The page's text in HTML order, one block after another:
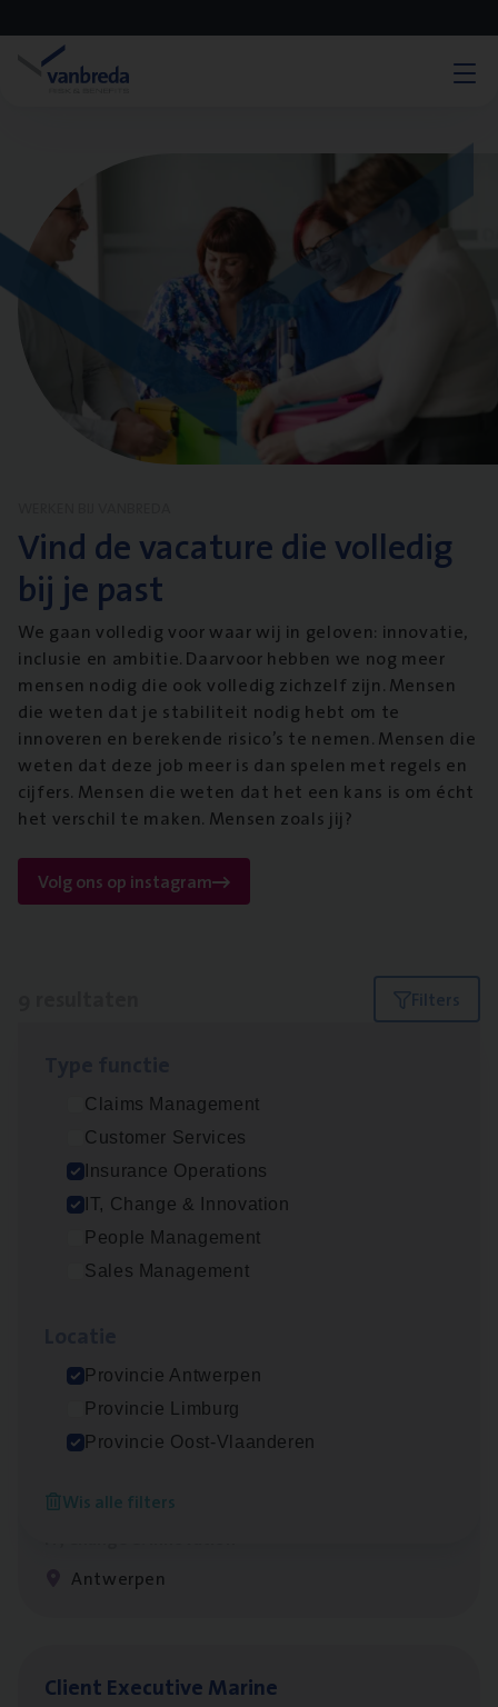
Vind de vacature die volledig
bij je past
We gaan volledig voor waar wij in geloven: innovatie,
inclusie en ambitie. Daarvoor hebben we nog meer
mensen nodig die ook volledig zichzelf zijn. Mensen
die weten dat je stabiliteit nodig hebt om te
innoveren en berekende risico’s te nemen. Mensen die
weten dat deze job meer is dan spelen met regels en
cijfers. Mensen die weten dat het een kans is om écht
het verschil te maken. Mensen zoals jij?
Volg ons op instagram
Filters
Claims Management
Customer Services
Insurance Operations
IT, Change & Innovation
People Management
Sales Management
Provincie Antwerpen
Provincie Limburg
Provincie Oost-Vlaanderen
Wis alle filters
Dos­sier­be­heer­der ver­ze­ke­rin­gen — Soci­al
Pro­fit en Public
Insurance Operations
Antwerpen
Insurance Operations
Beveren
Test Ana­lyst
Antwerpen
Client Exe­cu­ti­ve Marine